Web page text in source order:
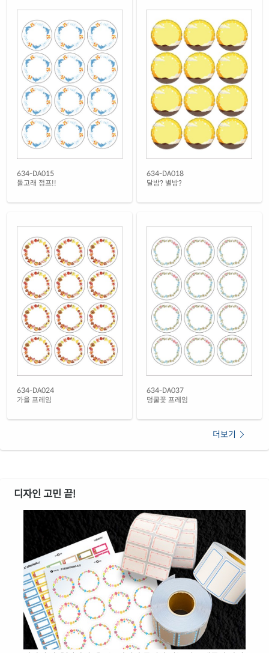
흰색 무광 방수 시치미 레이저
RV634MP-DA863레이저 전용
재질 설명
반투명 트레이싱 레이저
CL634HT-DA863레이저 전용
재질 설명
투명(50μm) 방수 레이저
CL634LT-DA863레이저 전용
재질 설명
634-DA015
돌고래 점프!!
634-DA018
달밤? 별밤?
634-DA024
가을 프레임
634-DA037
덩쿨꽃 프레임
더보기
디자인 고민 끝!